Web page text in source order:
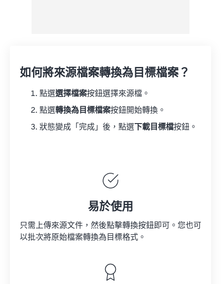
如何將來源檔案轉換為目標檔案？
點選選擇檔案按鈕選擇來源檔。
點選轉換為目標檔案按鈕開始轉換。
狀態變成「完成」後，點選 下載目標檔按鈕。
易於使用
只需上傳來源文件，然後點擊轉換按鈕即可。您也可
以批次將原始檔案轉換為目標格式。